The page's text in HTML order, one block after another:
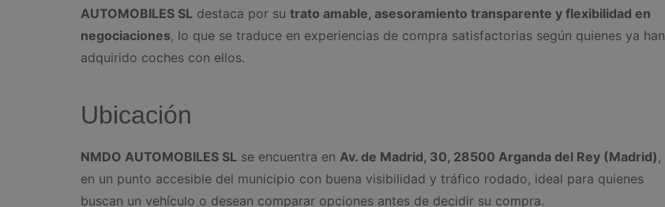
AUTOMOBILES SL destaca por su trato amable, asesoramiento transparente y flexibilidad en
negociaciones, lo que se traduce en experiencias de compra satisfactorias según quienes ya han
adquirido coches con ellos.
Ubicación
NMDO AUTOMOBILES SL se encuentra en Av. de Madrid, 30, 28500 Arganda del Rey (Madrid),
en un punto accesible del municipio con buena visibilidad y tráfico rodado, ideal para quienes
buscan un vehículo o desean comparar opciones antes de decidir su compra.